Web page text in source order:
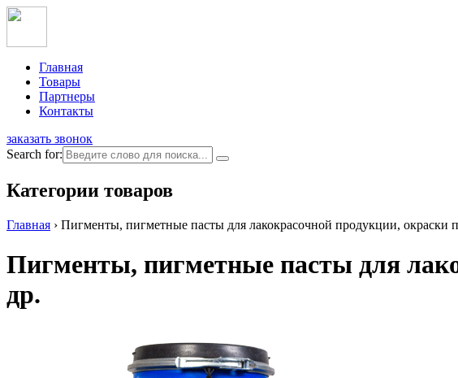
Главная
Товары
Партнеры
Контакты
заказать звонок
Search for:
Категории товаров
Главная › Пигменты, пигметные пасты для лакокрасочной продукции, окраски
Пигменты, пигметные пасты для
др.